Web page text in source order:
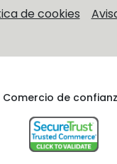
de cookies
Comercio de